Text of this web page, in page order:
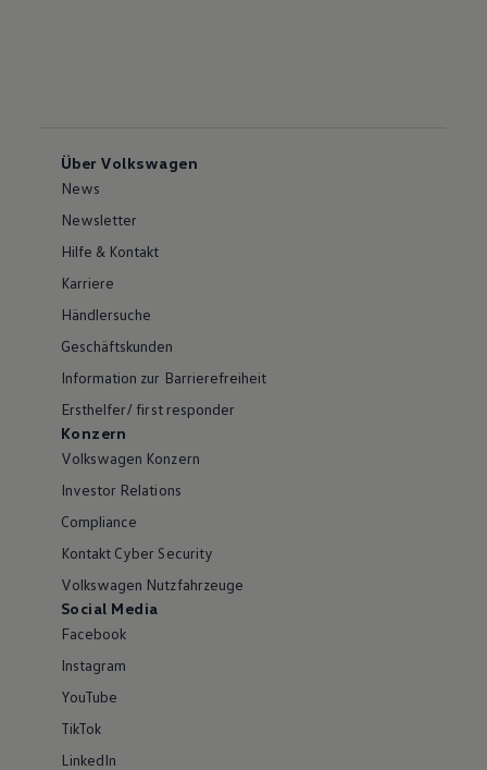
Über Volkswagen
News
Newsletter
Hilfe & Kontakt
Karriere
Händlersuche
Geschäftskunden
Information zur Barrierefreiheit
Ersthelfer/ first responder
Konzern
Volkswagen Konzern
Investor Relations
Compliance
Kontakt Cyber Security
Volkswagen Nutzfahrzeuge
Social Media
Facebook
Instagram
YouTube
TikTok
LinkedIn